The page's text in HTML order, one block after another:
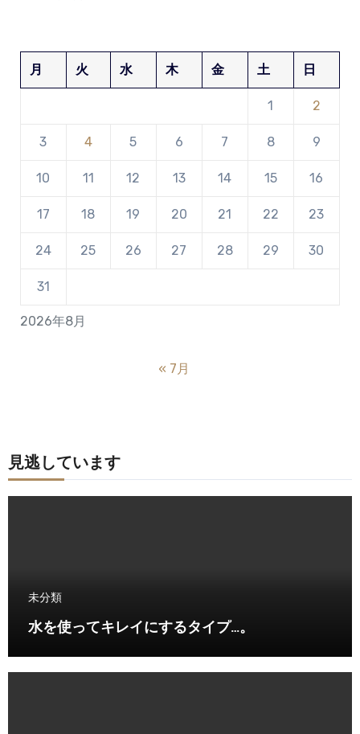
2026年8月
月 火 水 木 金 土 日
1 2
3 4 5 6 7 8 9
10 11 12 13 14 15 16
17 18 19 20 21 22 23
24 25 26 27 28 29 30
31
« 7月
見逃しています
未分類
水を使ってキレイにするタイプ…。